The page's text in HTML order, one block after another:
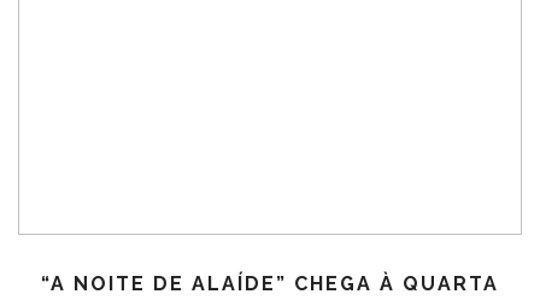
“A NOITE DE ALAÍDE” CHEGA À QUARTA